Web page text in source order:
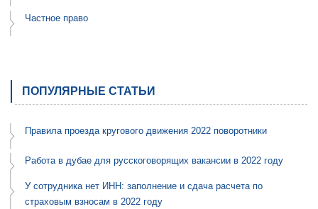
Частное право
ПОПУЛЯРНЫЕ СТАТЬИ
Правила проезда кругового движения 2022 поворотники
Работа в дубае для русскоговорящих вакансии в 2022 году
У сотрудника нет ИНН: заполнение и сдача расчета по
страховым взносам в 2022 году